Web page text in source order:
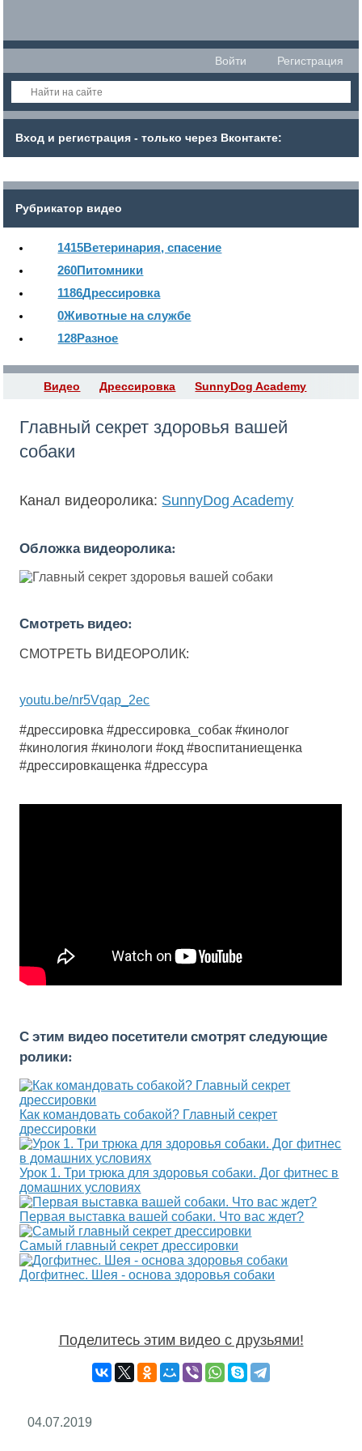
Войти Регистрация
Вход и регистрация - только через Вконтакте:
Рубрикатор видео
1415Ветеринария, спасение
260Питомники
1186Дрессировка
0Животные на службе
128Разное
Видео Дрессировка SunnyDog Academy
Главный секрет здоровья вашей
собаки
Канал видеоролика: SunnyDog Academy
Обложка видеоролика:
Смотреть видео:
СМОТРЕТЬ ВИДЕОРОЛИК:
youtu.be/nr5Vqap_2ec
#дрессировка #дрессировка_собак #кинолог
#кинология #кинологи #окд #воспитаниещенка
#дрессировкащенка #дрессура
С этим видео посетители смотрят следующие
ролики:
Как командовать собакой? Главный секрет
дрессировки
Урок 1. Три трюка для здоровья собаки. Дог фитнес в
домашних условиях
Первая выставка вашей собаки. Что вас ждет?
Самый главный секрет дрессировки
Догфитнес. Шея - основа здоровья собаки
Поделитесь этим видео с друзьями!
04.07.2019